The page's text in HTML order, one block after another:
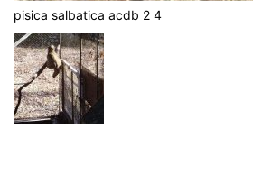
pisica salbatica acdb 2 4